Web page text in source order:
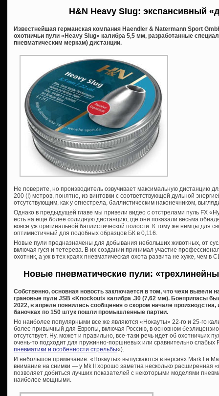
H&N Heavy Slug: экспансивный
Известнейшая германская компания Haendler & Natermann Sport
охотничьи пули «Heavy Slug» калибра 5,5 мм, разработанные
пневматическим меркам) дистанции.
Не поверите, но производитель озвучивает максимальную дистанцию
200 (!) метров, понятно, из винтовки с соответствующей дульной
отсутствующим, как у огнестрела, баллистическим наконечником,
Однако в предыдущей главе мы привели видео с отстрелами пуль FX
есть на еще более солидную дистанцию, где они показали весьма
вовсе уж оригинальной баллистической полости. К тому же немцы для
оптимистичный для подобных образцов БК в 0,116.
Новые пули предназначены для добывания небольших животных, от
включая гуся и тетерева. В их создании принимал участие
охотник, а уж в тех краях пневматическая охота развита не хуже, чем в
Новые пневматические пули:
Собственно, основная новость заключается в том, что чехи вывели
грановые пули JSB «Knockout» калибра .30 (7,62 мм). Боеприпасы
2022, в апреле появились сообщения о скором начале производства,
баночках по 150 штук пошли промышленные партии.
Но наиболее популярными все же являются «Нокауты» 22-го и 25-го
более привычный для Европы, включая Россию, в основном
отсутствует. Ну, может и правильно, все-таки речь идет об охотничьих
очень-то подходит для пружинно-поршневых или сравнительно слабых
пневматики и особенности стрельбы«).
И небольшое примечание. «Нокауты» выпускаются в версиях Mark I и
внимание на снимки — у Mk II хорошо заметна несколько расширенная
позволяет добиться лучших показателей с некоторыми моделями
наиболее мощными.